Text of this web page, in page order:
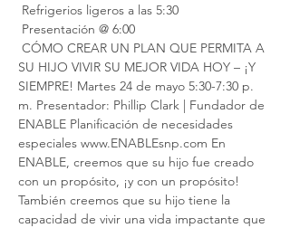
Refrigerios ligeros a las 5:30
Presentación @ 6:00
SU HIJO VIVIR SU MEJOR VIDA HOY – ¡Y
SIEMPRE! Martes 24 de mayo 5:30-7:30 p.
m. Presentador: Phillip Clark | Fundador de
ENABLE Planificación de necesidades
especiales www.ENABLEsnp.com En
ENABLE, creemos que su hijo fue creado
con un propósito, ¡y con un propósito!
También creemos que su hijo tiene la
capacidad de vivir una vida impactante que